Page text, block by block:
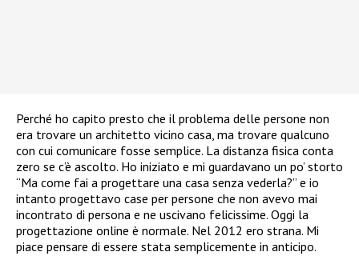
Perché ho capito presto che il problema delle persone non
era trovare un architetto vicino casa, ma trovare qualcuno
con cui comunicare fosse semplice. La distanza fisica conta
zero se c’è ascolto. Ho iniziato e mi guardavano un po’ storto
“Ma come fai a progettare una casa senza vederla?” e io
intanto progettavo case per persone che non avevo mai
incontrato di persona e ne uscivano felicissime. Oggi la
progettazione online è normale. Nel 2012 ero strana. Mi
piace pensare di essere stata semplicemente in anticipo.